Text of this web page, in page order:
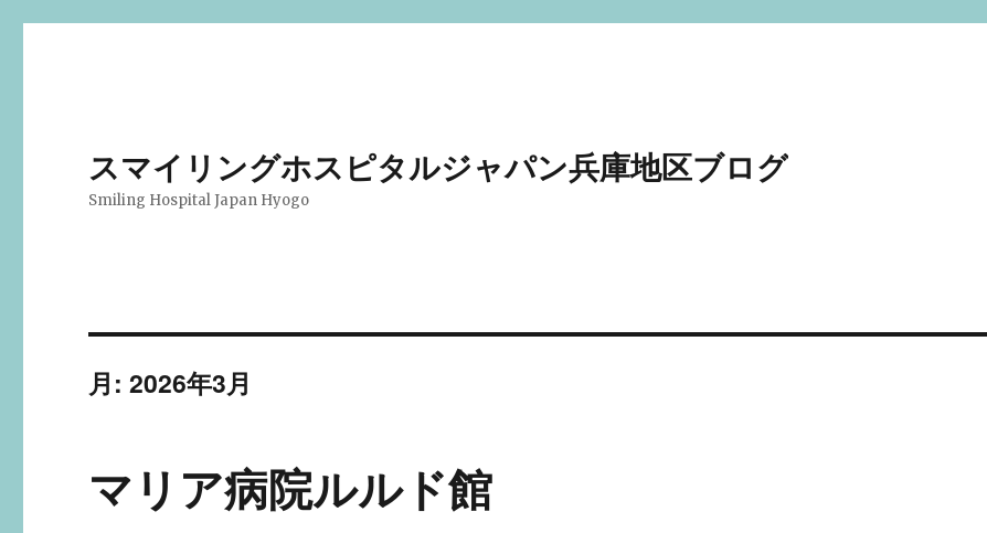
スマイリングホスピタルジャパン兵庫地区ブログ
Smiling Hospital Japan Hyogo
月:2026年3月
マリア病院ルルド館